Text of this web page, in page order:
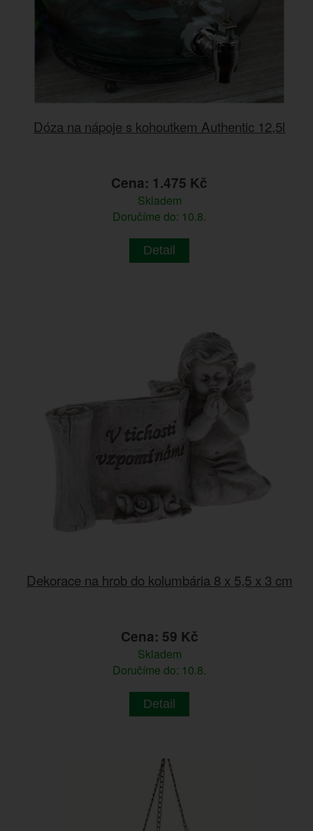
Dóza na nápoje s kohoutkem Authentic 12,5l
Cena: 1.475 Kč
Skladem
Doručíme do: 10.8.
Detail
Dekorace na hrob do kolumbária 8 x 5,5 x 3 cm
Cena: 59 Kč
Skladem
Doručíme do: 10.8.
Detail